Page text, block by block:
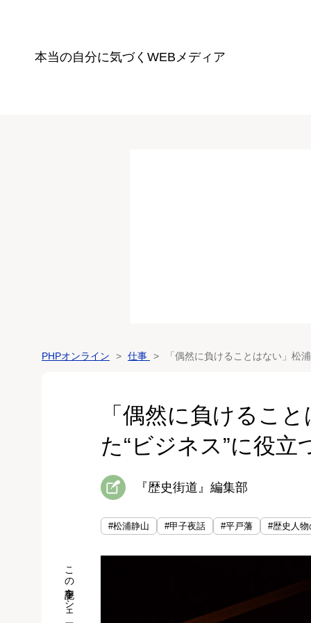
本当の自分に気づく WEBメディア
PHPオンライン 仕事 「偶然に負けることはない」松
「偶然に負けるこ
た“ビジネス”に役立
『歴史街道』編集部
#松浦静山 #甲子夜話 #平戸藩 #歴史人
この記事をシェア